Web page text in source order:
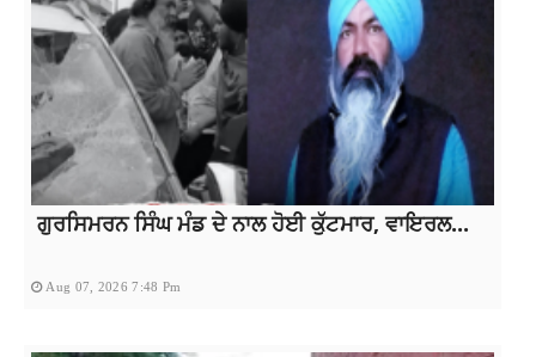
ਗੁਰਸਿਮਰਨ ਸਿੰਘ ਮੰਡ ਦੇ ਨਾਲ ਹੋਈ ਕੁੱਟਮਾਰ, ਵਾਇਰਲ...
Aug 07, 2026 7:48 Pm